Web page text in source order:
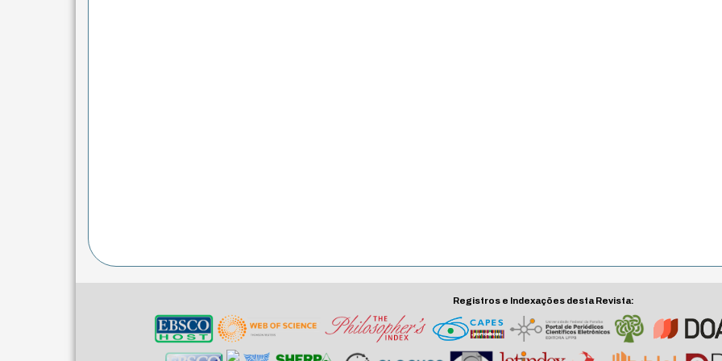
Registros e Indexações desta Revista: